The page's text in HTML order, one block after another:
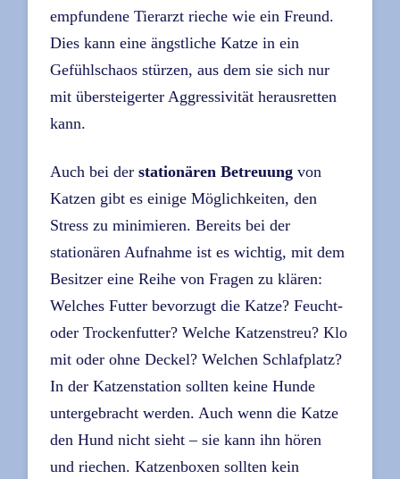
empfundene Tierarzt rieche wie ein Freund.
Dies kann eine ängstliche Katze in ein
Gefühlschaos stürzen, aus dem sie sich nur
mit übersteigerter Aggressivität herausretten
kann.
Auch bei derstationären Betreuung von
Katzen gibt es einige Möglichkeiten, den
Stress zu minimieren. Bereits bei der
stationären Aufnahme ist es wichtig, mit dem
Besitzer eine Reihe von Fragen zu klären:
Welches Futter bevorzugt die Katze? Feucht-
oder Trockenfutter? Welche Katzenstreu? Klo
mit oder ohne Deckel? Welchen Schlafplatz?
In der Katzenstation sollten keine Hunde
untergebracht werden. Auch wenn die Katze
den Hund nicht sieht – sie kann ihn hören
und riechen. Katzenboxen sollten kein